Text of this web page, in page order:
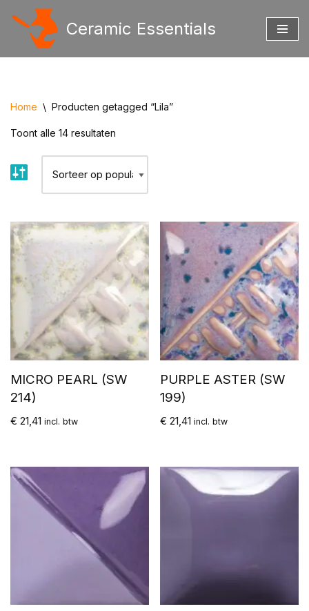
Ceramic Essentials
Home \ Producten getagged “Lila”
Toont alle 14 resultaten
MICRO PEARL (SW
214)
€ 21,41 incl. btw
PURPLE ASTER (SW
199)
€ 21,41 incl. btw